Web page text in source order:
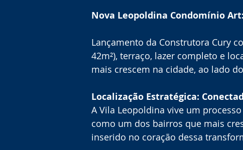
Nova Leopoldina Condomínio
Lançamento da Construtora Cury
42m²), terraço, lazer completo e
mais crescem na cidade, ao lado
Localização Estratégica:
A Vila Leopoldina vive um
como um dos bairros que mais
inserido no coração dessa